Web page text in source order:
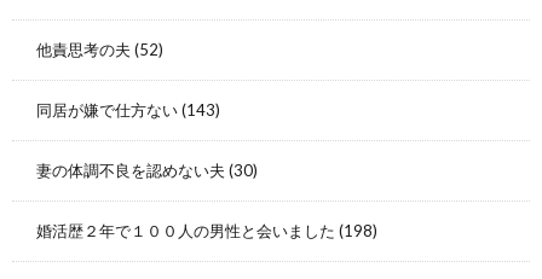
他責思考の夫 (52)
同居が嫌で仕方ない(143)
妻の体調不良を認めない夫 (30)
婚活歴２年で１００人の男性と会いました (198)